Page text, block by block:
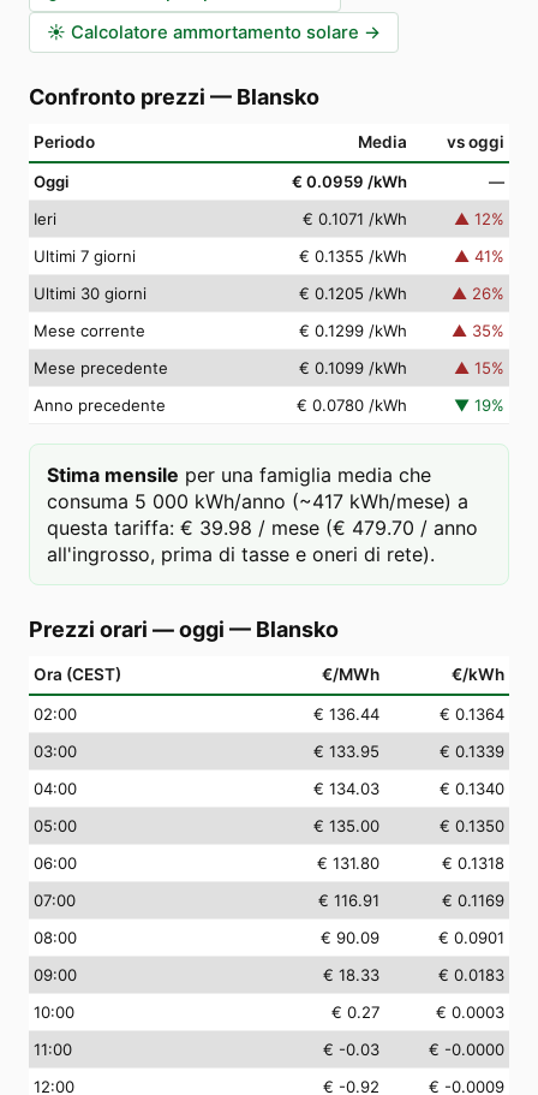
☀️ Calcolatore ammortamento solare →
Confronto prezzi — Blansko
Periodo Media vs oggi
Oggi € 0.0959 /kWh
—
Ieri
€ 0.1071 /kWh ▲ 12%
Ultimi 7 giorni
€ 0.1355 /kWh ▲ 41%
Ultimi 30 giorni
€ 0.1205 /kWh ▲ 26%
Mese corrente
€ 0.1299 /kWh ▲ 35%
Mese precedente
€ 0.1099 /kWh ▲ 15%
Anno precedente
€ 0.0780 /kWh ▼ 19%
Stima mensile per una famiglia media che
consuma 5 000 kWh/anno (~417 kWh/mese) a
questa tariffa: € 39.98 / mese (€ 479.70 / anno
all'ingrosso, prima di tasse e oneri di rete).
Prezzi orari — oggi — Blansko
Ora (CEST) €/MWh €/kWh
02:00 € 136.44
€ 0.1364
03:00 € 133.95
€ 0.1339
04:00 € 134.03
€ 0.1340
05:00 € 135.00
€ 0.1350
06:00 € 131.80
€ 0.1318
07:00 € 116.91
€ 0.1169
08:00 € 90.09
€ 0.0901
09:00 € 18.33
€ 0.0183
10:00 € 0.27
€ 0.0003
11:00 € -0.03
€ -0.0000
12:00 € -0.92
€ -0.0009